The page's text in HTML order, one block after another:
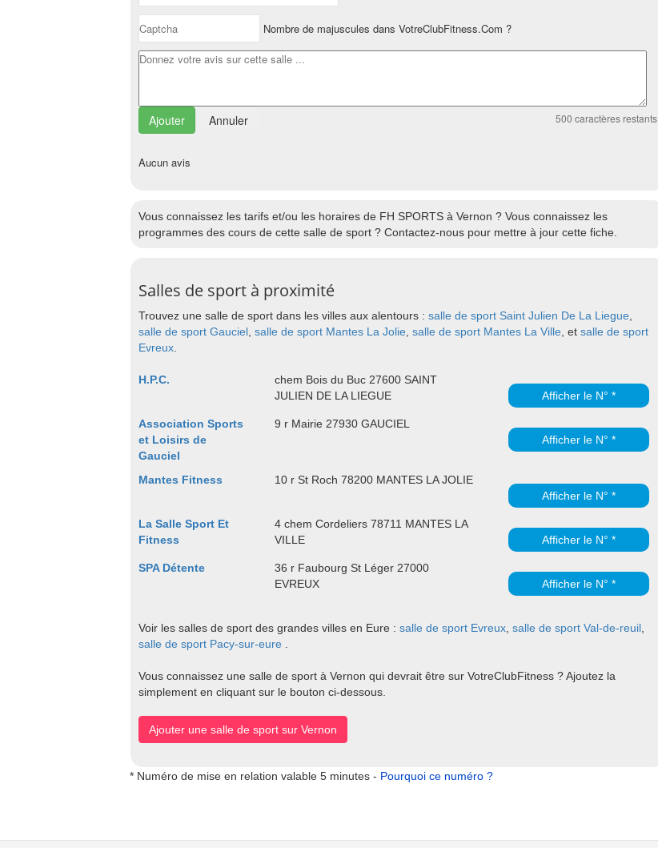
Nombre de majuscules dans VotreClubFitness.Com ?
Annuler 500 caractères restants
Aucun avis
Vous connaissez les tarifs et/ou les horaires de FH SPORTS à Vernon ? Vous connaissez les
programmes des cours de cette salle de sport ? Contactez-nous pour mettre à jour cette fiche.
Salles de sport à proximité
Trouvez une salle de sport dans les villes aux alentours : salle de sport Saint Julien De La Liegue
salle de sport Gauciel salle de sport Mantes La Jolie salle de sport Mantes La Ville , et salle de sport
Evreux
H.P.C.
chem Bois du Buc 27600 SAINT
JULIEN DE LA LIEGUE
Afficher le N° *
Association Sports
et Loisirs de
Gauciel
9 r Mairie 27930 GAUCIEL
Afficher le N° *
Mantes Fitness
10 r St Roch 78200 MANTES LA JOLIE
Afficher le N° *
La Salle Sport Et
Fitness
4 chem Cordeliers 78711 MANTES LA
VILLE
Afficher le N° *
SPA Détente
36 r Faubourg St Léger 27000
EVREUX
Afficher le N° *
Voir les salles de sport des grandes villes en Eure : salle de sport Evreux salle de sport Val-de-reuil
salle de sport Pacy-sur-eure
Vous connaissez une salle de sport à Vernon qui devrait être sur VotreClubFitness ? Ajoutez la
simplement en cliquant sur le bouton ci-dessous.
Ajouter une salle de sport sur Vernon
* Numéro de mise en relation valable 5 minutes - Pourquoi ce numéro ?